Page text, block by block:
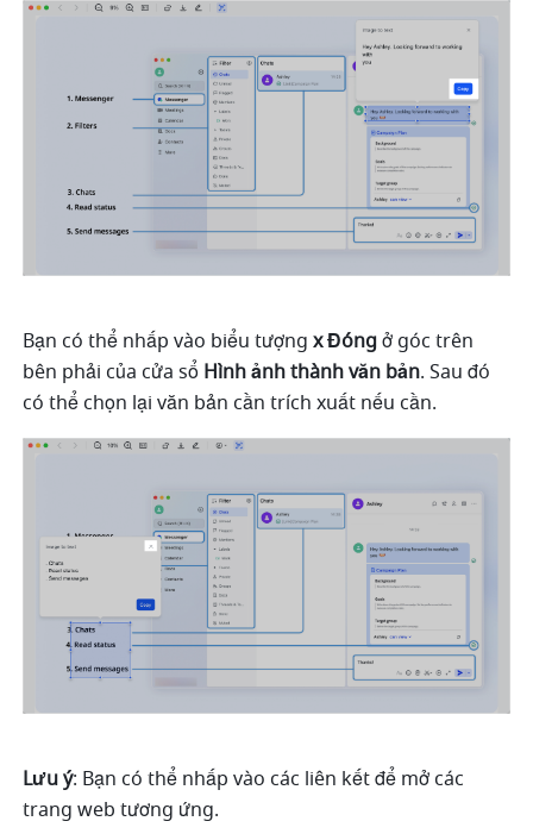
Bạn có thể nhấp vào biểu tượng xĐóng ở góc trên
bên phải của cửa sổ Hình ảnh thành văn bản. Sau đó
có thể chọn lại văn bản cần trích xuất nếu cần.
Lưu ý: Bạn có thể nhấp vào các liên kết để mở các
trang web tương ứng.